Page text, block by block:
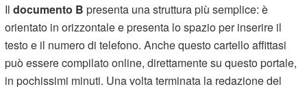
Ildocumento B presenta una struttura più semplice: è
orientato in orizzontale e presenta lo spazio per inserire il
testo e il numero di telefono. Anche questo cartello affittasi
può essere compilato online, direttamente su questo portale,
in pochissimi minuti. Una volta terminata la redazione del